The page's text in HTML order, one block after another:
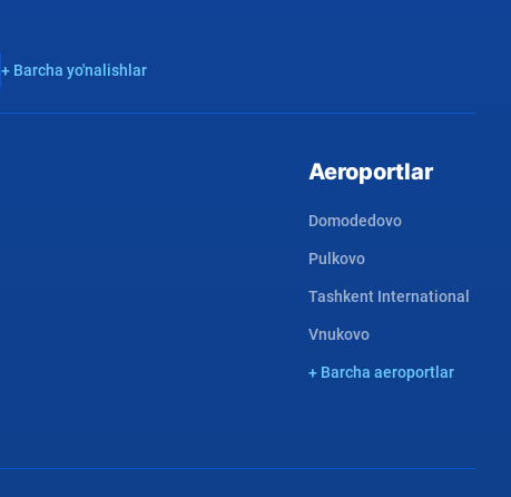
+ Barcha yo'nalishlar
Aeroportlar
Domodedovo
Pulkovo
Tashkent International
Vnukovo
+ Barcha aeroportlar